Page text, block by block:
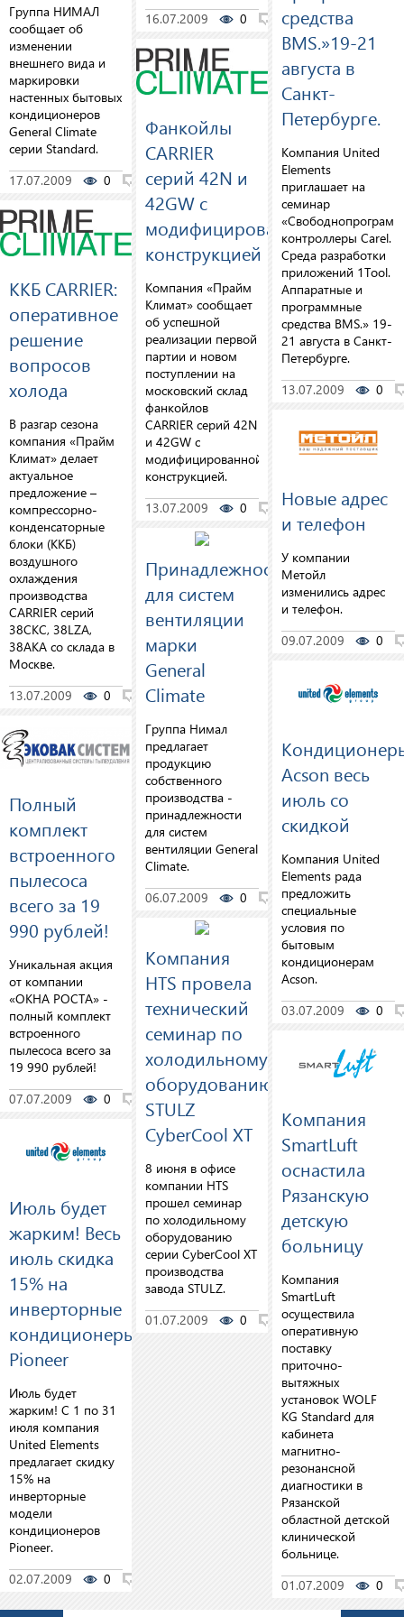
Группа НИМАЛ
сообщает об
изменении
внешнего вида и
маркировки
настенных бытовых
кондиционеров
General Climate
серии Standard.
17.07.2009
0 0
ККБ CARRIER:
оперативное
решение
вопросов
холода
В разгар сезона
компания «Прайм
Климат» делает
актуальное
предложение –
компрессорно-
конденсаторные
блоки (ККБ)
воздушного
охлаждения
производства
CARRIER серий
38CKC, 38LZA,
38AKA со склада в
Москве.
13.07.2009
0 0
Полный
комплект
встроенного
пылесоса
всего за 19
990 рублей!
Уникальная акция
от компании
«ОКНА РОСТА» -
полный комплект
встроенного
пылесоса всего за
19 990 рублей!
07.07.2009
0
Июль будет
жарким! Весь
июль скидка
15% на
инверторные
кондиционеры
Pioneer
Июль будет
жарким! С 1 по 31
июля компания
United Elements
предлагает скидку
15% на
инверторные
модели
кондиционеров
Pioneer.
02.07.2009
0
16.07.2009 0 0
Фанкойлы
CARRIER
серий 42N и
42GW с
модифицированной
конструкцией
Компания «Прайм
Климат» сообщает
об успешной
реализации первой
партии и новом
поступлении на
московский склад
фанкойлов
CARRIER серий 42N
и 42GW с
модифицированной
конструкцией.
13.07.2009
0 0
Принадлежности
для систем
вентиляции
марки
General
Climate
Группа Нимал
предлагает
продукцию
собственного
производства -
принадлежности
для систем
вентиляции General
Climate.
06.07.2009
0 0
Компания
HTS провела
технический
семинар по
холодильному
оборудованию
STULZ
CyberCool XT
8 июня в офисе
компании HTS
прошел семинар
по холодильному
оборудованию
серии CyberCool XT
производства
завода STULZ.
01.07.2009
0 0
средства
BMS.»19-21
августа в
Санкт-
Петербурге.
Компания United
Elements
приглашает на
семинар
контроллеры Carel.
Среда разработки
приложений 1Tool.
Аппаратные и
программные
средства BMS.» 19-
21 августа в Санкт-
Петербурге.
13.07.2009
0
Новые адрес
и телефон
У компании
Метойл
изменились адрес
и телефон.
09.07.2009
0
Acson весь
июль со
скидкой
Компания United
Elements рада
предложить
специальные
условия по
бытовым
кондиционерам
Acson.
03.07.2009
0
Компания
SmartLuft
оснастила
Рязанскую
детскую
больницу
Компания
SmartLuft
осуществила
оперативную
поставку
приточно-
вытяжных
установок WOLF
KG Standard для
кабинета
магнитно-
резонансной
диагностики в
Рязанской
областной детской
клинической
больнице.
01.07.2009
0